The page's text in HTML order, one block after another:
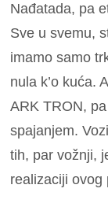
Nađatada, pa
Sve u svemu,
imamo samo
nula k’o kuća.
ARK TRON,
spajanjem.
tih, par vožnji,
realizaciji ovog